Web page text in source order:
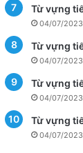
Từ vựng
04/07/2023
Từ vựng
04/07/2023
Từ vựng
04/07/2023
Từ vựng
04/07/2023